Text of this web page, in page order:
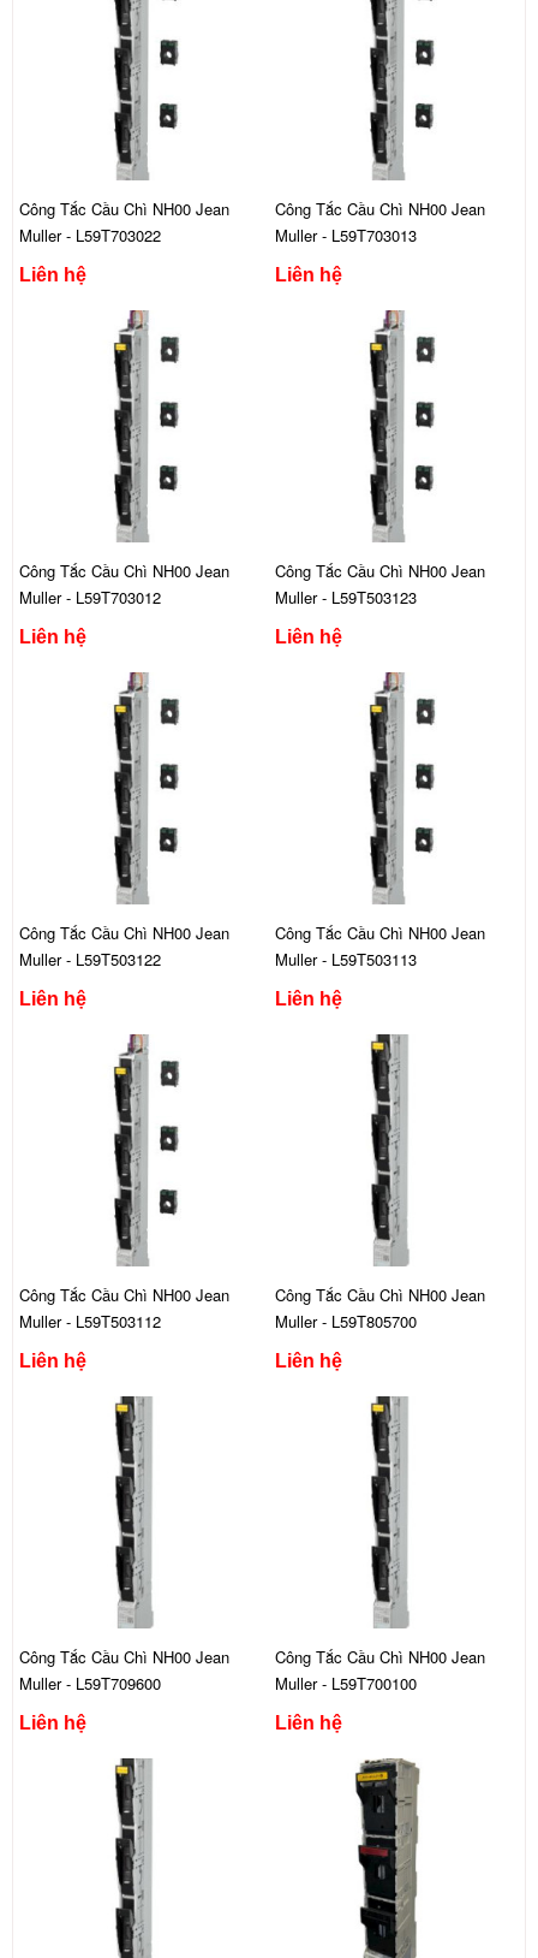
Công Tắc Cầu Chì NH00 Jean
Muller - L59T703022
Liên hệ
Công Tắc Cầu Chì NH00 Jean
Muller - L59T703013
Liên hệ
Công Tắc Cầu Chì NH00 Jean
Muller - L59T703012
Liên hệ
Công Tắc Cầu Chì NH00 Jean
Muller - L59T503123
Liên hệ
Công Tắc Cầu Chì NH00 Jean
Muller - L59T503122
Liên hệ
Công Tắc Cầu Chì NH00 Jean
Muller - L59T503113
Liên hệ
Công Tắc Cầu Chì NH00 Jean
Muller - L59T503112
Liên hệ
Công Tắc Cầu Chì NH00 Jean
Muller - L59T805700
Liên hệ
Công Tắc Cầu Chì NH00 Jean
Muller - L59T709600
Liên hệ
Công Tắc Cầu Chì NH00 Jean
Muller - L59T700100
Liên hệ